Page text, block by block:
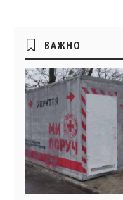
Боковые
виджеты
ВАЖНО